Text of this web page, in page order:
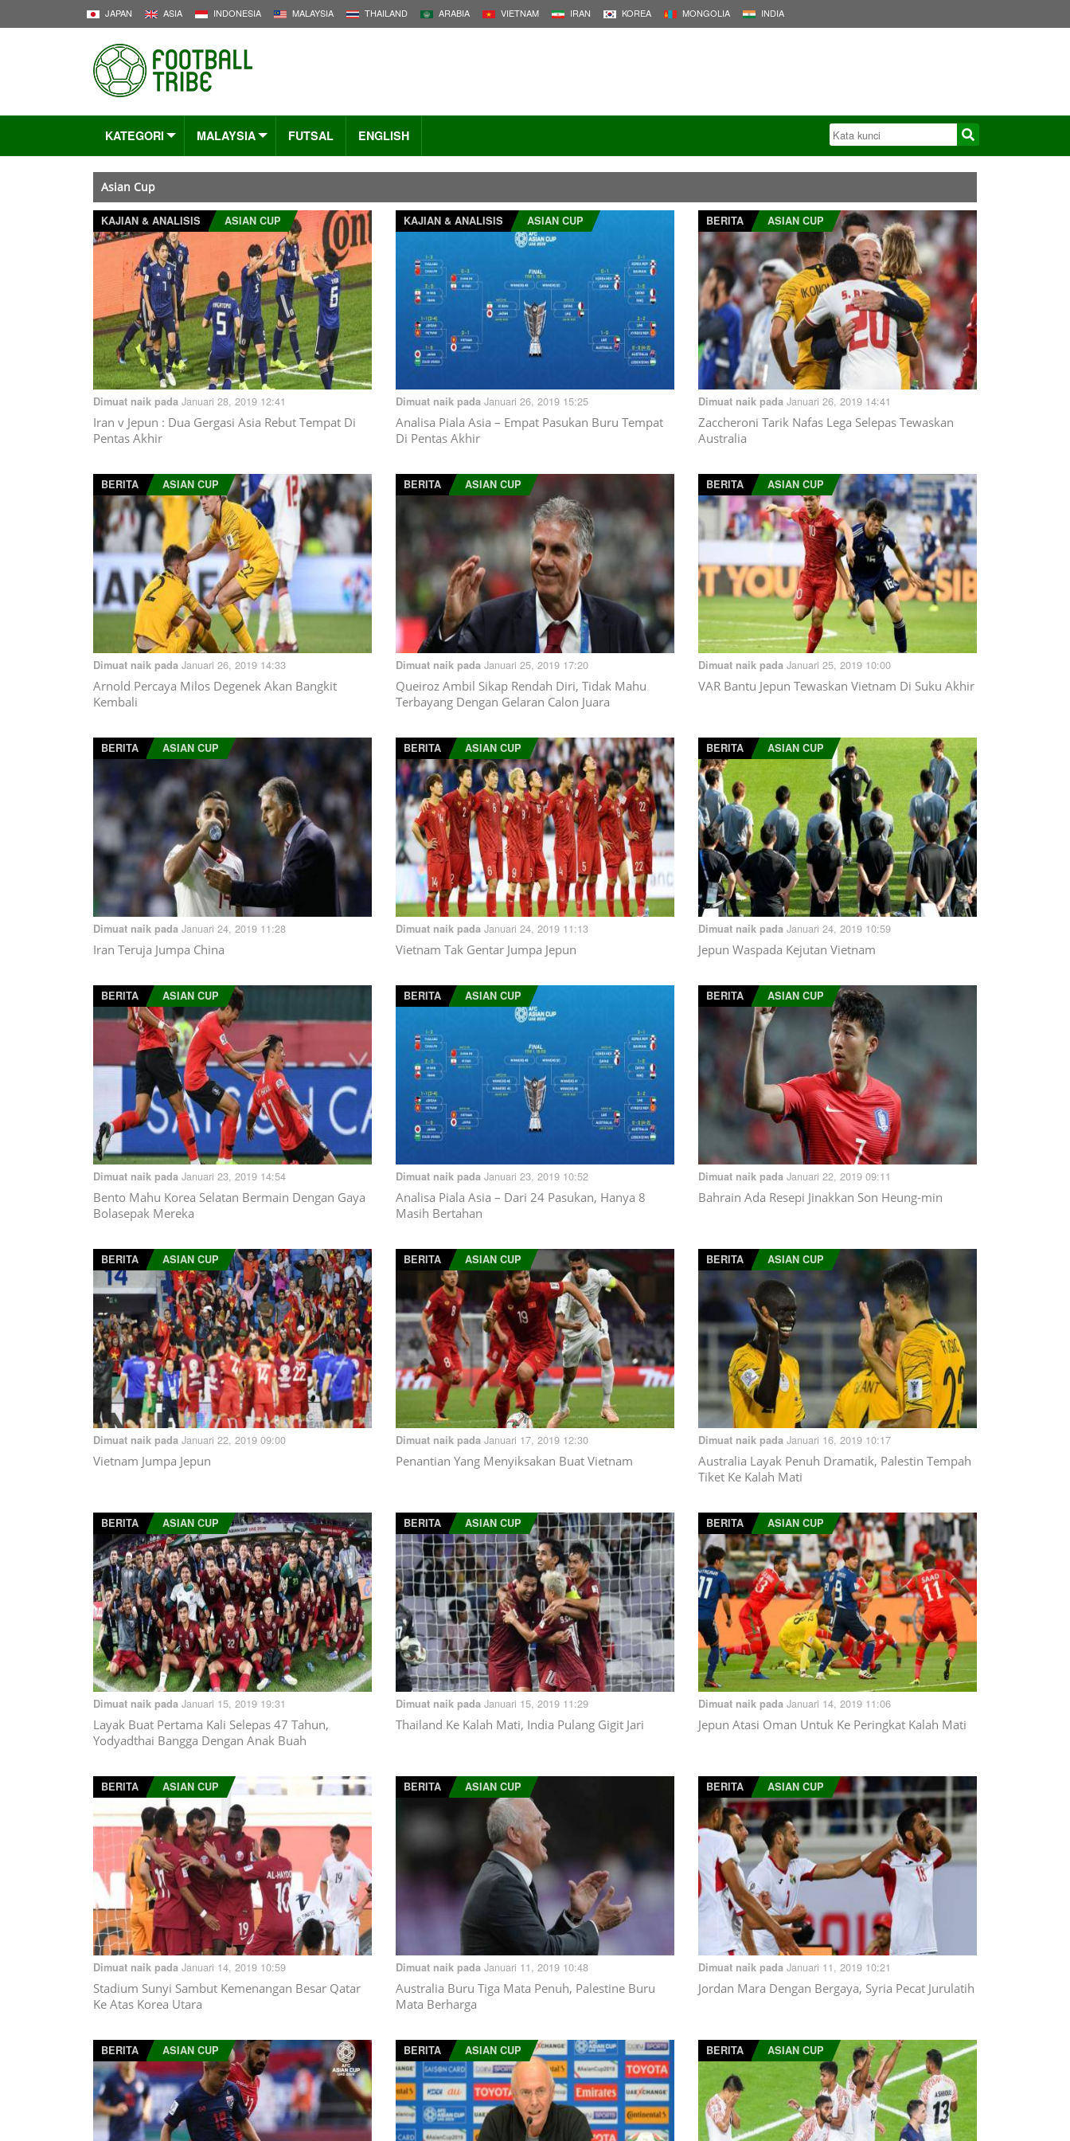
JAPAN ASIA INDONESIA MALAYSIA THAILAND ARABIA VIETNAM IRAN KOREA MONGOLIA INDIA
KATEGORI MALAYSIA FUTSAL ENGLISH
Asian Cup
KAJIAN & ANALISIS ASIAN CUP
Dimuat naik pada Januari 28, 2019 12:41
Iran v Jepun : Dua Gergasi Asia Rebut Tempat Di
Pentas Akhir
KAJIAN & ANALISIS ASIAN CUP
Dimuat naik pada Januari 26, 2019 15:25
Analisa Piala Asia – Empat Pasukan Buru Tempat
Di Pentas Akhir
BERITA ASIAN CUP
Dimuat naik pada Januari 26, 2019 14:41
Zaccheroni Tarik Nafas Lega Selepas Tewaskan
Australia
BERITA ASIAN CUP
Dimuat naik pada Januari 26, 2019 14:33
Arnold Percaya Milos Degenek Akan Bangkit
Kembali
BERITA ASIAN CUP
Dimuat naik pada Januari 25, 2019 17:20
Queiroz Ambil Sikap Rendah Diri, Tidak Mahu
Terbayang Dengan Gelaran Calon Juara
BERITA ASIAN CUP
Dimuat naik pada Januari 25, 2019 10:00
VAR Bantu Jepun Tewaskan Vietnam Di Suku Akhir
BERITA ASIAN CUP
Dimuat naik pada Januari 24, 2019 11:28
Iran Teruja Jumpa China
BERITA ASIAN CUP
Dimuat naik pada Januari 24, 2019 11:13
Vietnam Tak Gentar Jumpa Jepun
BERITA ASIAN CUP
Dimuat naik pada Januari 24, 2019 10:59
Jepun Waspada Kejutan Vietnam
BERITA ASIAN CUP
Dimuat naik pada Januari 23, 2019 14:54
Bento Mahu Korea Selatan Bermain Dengan Gaya
Bolasepak Mereka
BERITA ASIAN CUP
Dimuat naik pada Januari 23, 2019 10:52
Analisa Piala Asia – Dari 24 Pasukan, Hanya 8
Masih Bertahan
BERITA ASIAN CUP
Dimuat naik pada Januari 22, 2019 09:11
Bahrain Ada Resepi Jinakkan Son Heung-min
BERITA ASIAN CUP
Dimuat naik pada Januari 22, 2019 09:00
Vietnam Jumpa Jepun
BERITA ASIAN CUP
Dimuat naik pada Januari 17, 2019 12:30
Penantian Yang Menyiksakan Buat Vietnam
BERITA ASIAN CUP
Dimuat naik pada Januari 16, 2019 10:17
Australia Layak Penuh Dramatik, Palestin Tempah
Tiket Ke Kalah Mati
BERITA ASIAN CUP
Dimuat naik pada Januari 15, 2019 19:31
Layak Buat Pertama Kali Selepas 47 Tahun,
Yodyadthai Bangga Dengan Anak Buah
BERITA ASIAN CUP
Dimuat naik pada Januari 15, 2019 11:29
Thailand Ke Kalah Mati, India Pulang Gigit Jari
BERITA ASIAN CUP
Dimuat naik pada Januari 14, 2019 11:06
Jepun Atasi Oman Untuk Ke Peringkat Kalah Mati
BERITA ASIAN CUP
Dimuat naik pada Januari 14, 2019 10:59
Stadium Sunyi Sambut Kemenangan Besar Qatar
Ke Atas Korea Utara
BERITA ASIAN CUP
Dimuat naik pada Januari 11, 2019 10:48
Australia Buru Tiga Mata Penuh, Palestine Buru
Mata Berharga
BERITA ASIAN CUP
Dimuat naik pada Januari 11, 2019 10:21
Jordan Mara Dengan Bergaya, Syria Pecat Jurulatih
BERITA ASIAN CUP BERITA ASIAN CUP BERITA ASIAN CUP